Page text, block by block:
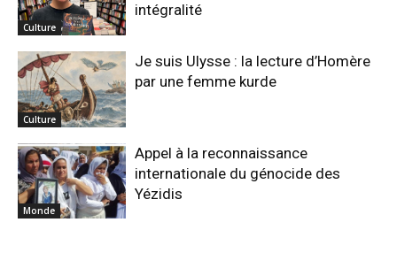
Culture
intégralité
Culture
Je suis Ulysse : la lecture d’Homère
par une femme kurde
Monde
Appel à la reconnaissance
internationale du génocide des
Yézidis